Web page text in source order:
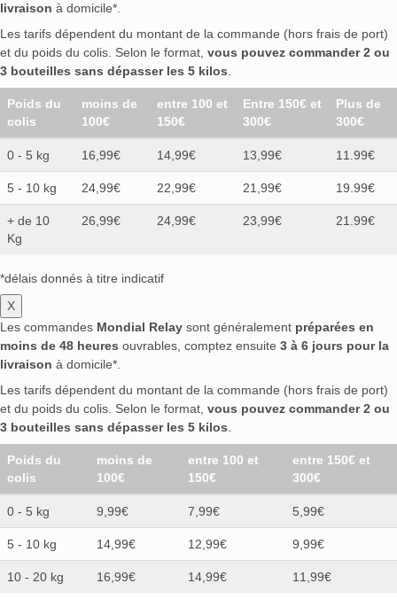
livraison à domicile*.
Les tarifs dépendent du montant de la commande (hors frais de port)
et du poids du colis. Selon le format, vous pouvez commander 2 ou
3 bouteilles sans dépasser les 5 kilos.
Poids du
colis
moins de
100€
entre 100 et
150€
Entre 150€ et
300€
Plus de
300€
0 - 5 kg 16,99€ 14,99€ 13,99€ 11.99€
5 - 10 kg 24,99€ 22,99€ 21,99€ 19.99€
+ de 10
Kg
26,99€ 24,99€ 23,99€ 21.99€
*délais donnés à titre indicatif
X
Les commandes Mondial Relay sont généralement préparées en
moins de 48 heures ouvrables, comptez ensuite 3 à 6 jours pour la
livraison à domicile*.
Les tarifs dépendent du montant de la commande (hors frais de port)
et du poids du colis. Selon le format, vous pouvez commander 2 ou
3 bouteilles sans dépasser les 5 kilos.
Poids du
colis
moins de
100€
entre 100 et
150€
entre 150€ et
300€
0 - 5 kg 9,99€ 7,99€ 5,99€
5 - 10 kg 14,99€ 12,99€ 9,99€
10 - 20 kg 16,99€ 14,99€ 11,99€